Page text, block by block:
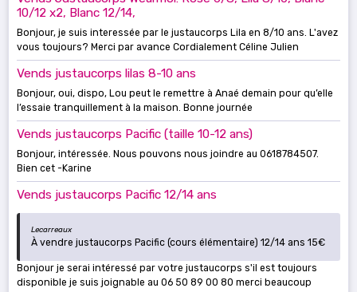
10/12 x2, Blanc 12/14,
Bonjour, je suis interessée par le justaucorps Lila en 8/10 ans. L'avez
vous toujours? Merci par avance Cordialement Céline Julien
Vends justaucorps lilas 8-10 ans
Bonjour, oui, dispo, Lou peut le remettre à Anaé demain pour qu’elle
l’essaie tranquillement à la maison. Bonne journée
Vends justaucorps Pacific (taille 10-12 ans)
Bonjour, intéressée. Nous pouvons nous joindre au 0618784507.
Bien cet -Karine
Vends justaucorps Pacific 12/14 ans
Lecarreaux
À vendre justaucorps Pacific (cours élémentaire) 12/14 ans 15€
Bonjour je serai intéressé par votre justaucorps s'il est toujours
disponible je suis joignable au 06 50 89 00 80 merci beaucoup